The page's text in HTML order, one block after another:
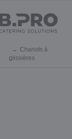
Chariots à
glissières